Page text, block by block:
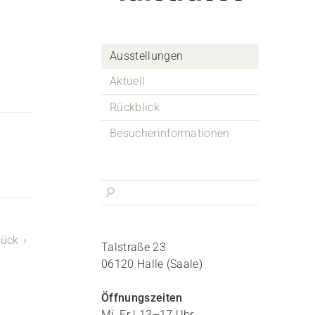
Ausstellungen
Aktuell
Rückblick
Besucherinformationen
Talstraße 23
06120 Halle (Saale)
Öffnungszeiten